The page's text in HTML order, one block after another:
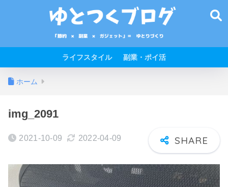
ライフスタイル 副業・ポイ活
ホーム
img_2091
2021-10-09 2022-04-09